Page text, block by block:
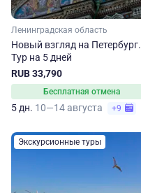
Ленинградская область
Новый взгляд на Петербург.
Тур на 5 дней
RUB 33,790
Бесплатная отмена
5 дн. 10—14 августа +9
Экскурсионные туры